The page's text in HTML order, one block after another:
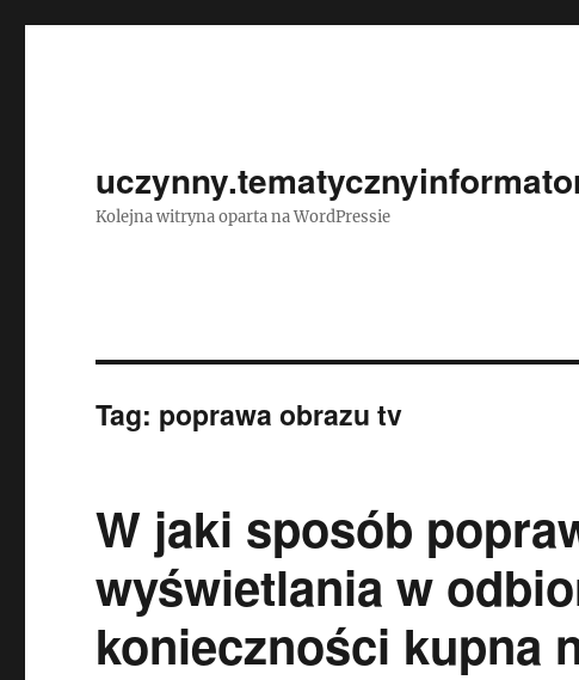
Kolejna witryna oparta na WordPressie
Tag: poprawa obrazu tv
W jaki sposób
wyświetlania w
konieczności kupna